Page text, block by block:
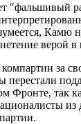
"фальшивый
Камю
верой
за
перестали
Фронте, так